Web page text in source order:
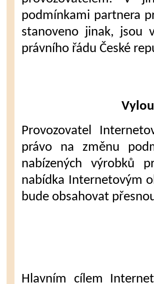
podmínkami partnera
stanoveno jinak, jsou
právního řádu České
Provozovatel
právo na změnu
nabízených výrobků
nabídka Internetovým
bude obsahovat
Hlavním cílem